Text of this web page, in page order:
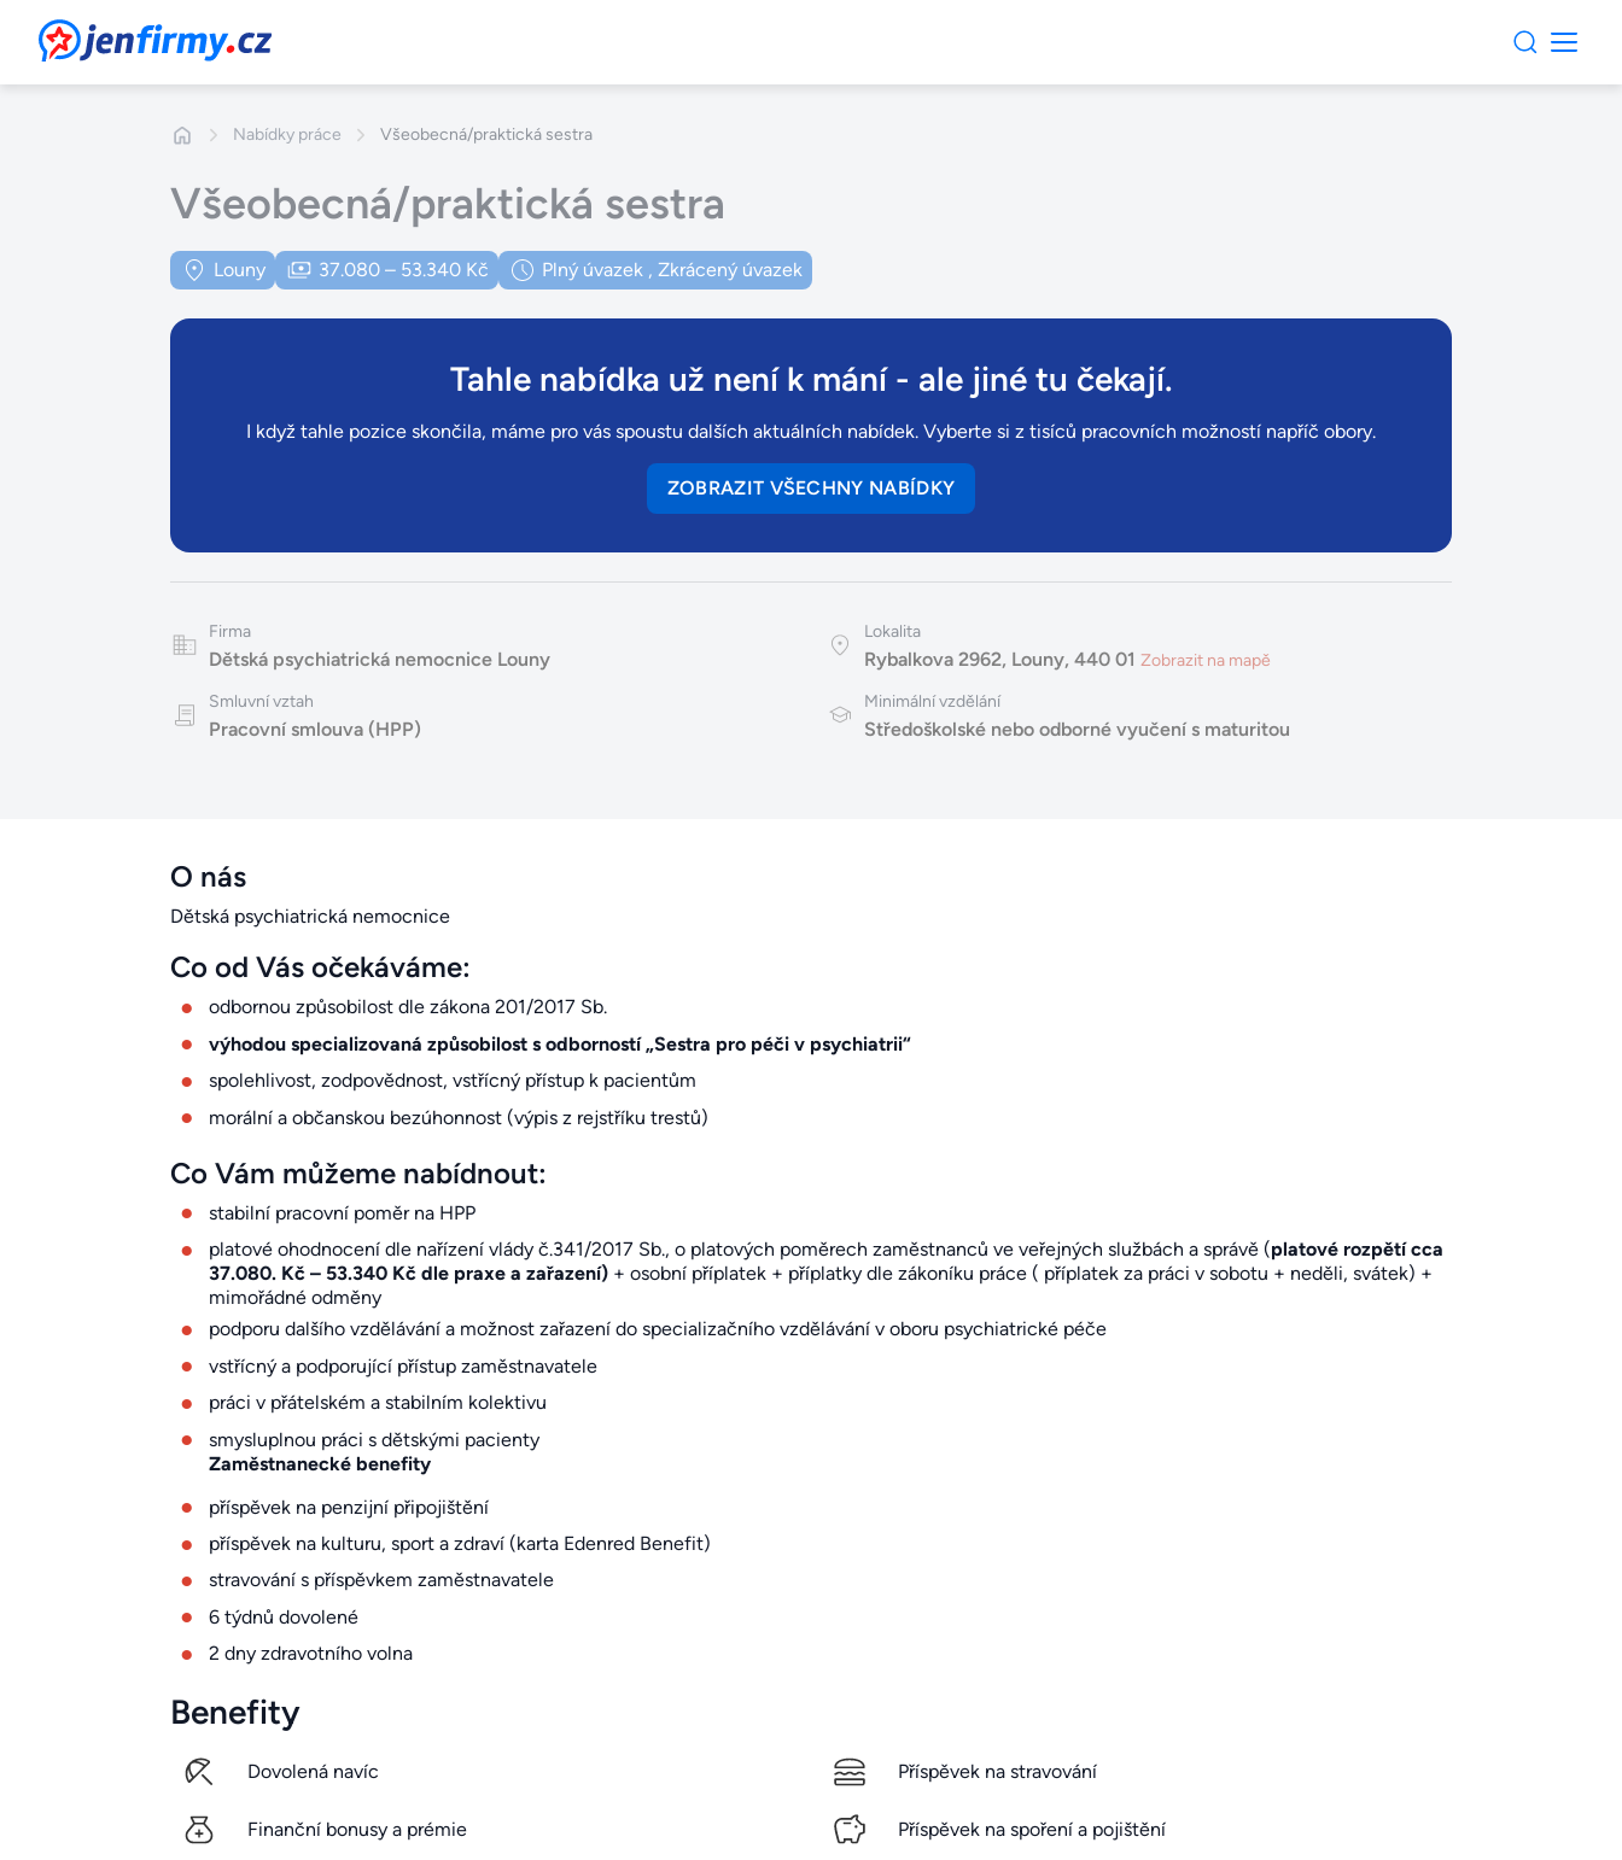
JenFirmy.cz
Nabídky práce Všeobecná/praktická sestra
Všeobecná/praktická sestra
Louny 37.080 – 53.340 Kč Plný úvazek , Zkrácený úvazek
Tahle nabídka už není k mání- ale jiné tu čekají.
I když tahle pozice skončila, máme pro vás spoustu dalších aktuálních nabídek. Vyberte si z tisíců pracovních možností napříč obory.
ZOBRAZIT VŠECHNY NABÍDKY
Firma
Dětská psychiatrická nemocnice Louny
Lokalita
Rybalkova 2962, Louny, 440 01 Zobrazit na mapě
Smluvní vztah
Pracovní smlouva (HPP)
Minimální vzdělání
Středoškolské nebo odborné vyučení s maturitou
O nás
Dětská psychiatrická nemocnice
Co od Vás očekáváme:
odbornou způsobilost dle zákona 201/2017 Sb.
výhodou specializovaná způsobilost s odborností „Sestra pro péči v psychiatrii“
spolehlivost, zodpovědnost, vstřícný přístup k pacientům
morální a občanskou bezúhonnost (výpis z rejstříku trestů)
Co Vám můžeme nabídnout:
stabilní pracovní poměr na HPP
platové ohodnocení dle nařízení vlády č.341/2017 Sb., o platových poměrech zaměstnanců ve veřejných službách a správě (platové rozpětí cca
37.080. Kč – 53.340 Kč dle praxe a zařazení) + osobní příplatek + příplatky dle zákoníku práce ( příplatek za práci v sobotu + neděli, svátek) +
mimořádné odměny
podporu dalšího vzdělávání a možnost zařazení do specializačního vzdělávání v oboru psychiatrické péče
vstřícný a podporující přístup zaměstnavatele
práci v přátelském a stabilním kolektivu
smysluplnou práci s dětskými pacienty
Zaměstnanecké benefity
příspěvek na penzijní připojištění
příspěvek na kulturu, sport a zdraví (karta Edenred Benefit)
stravování s příspěvkem zaměstnavatele
6 týdnů dovolené
2 dny zdravotního volna
Benefity
Dovolená navíc
Finanční bonusy a prémie
Příspěvek na stravování
Příspěvek na spoření a pojištění